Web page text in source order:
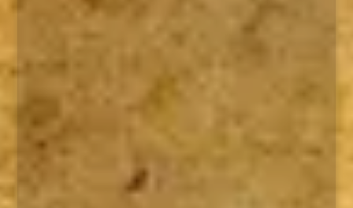
sobrenaturales que reúnen miembros de
dos mundos muy diferentes...
→